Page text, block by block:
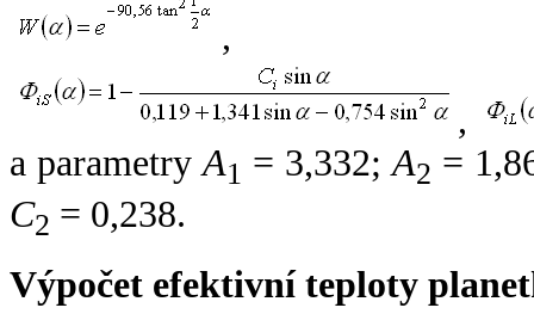
,
,
a parametryA1 = 3,332;A2 =
C2 = 0,238.
Výpočet efektivní teploty